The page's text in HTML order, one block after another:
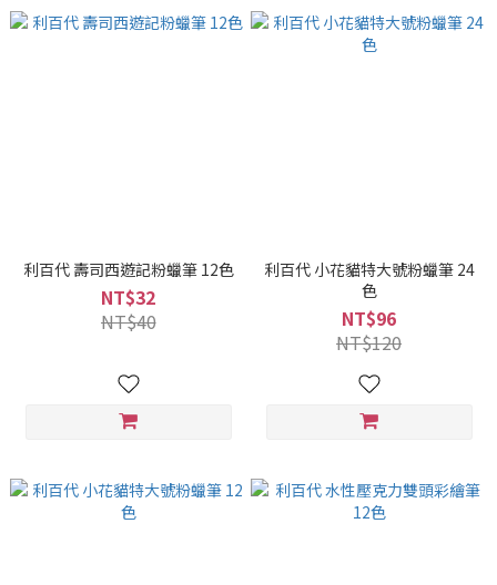
利百代 壽司西遊記粉蠟筆 12色
NT$32
NT$40
利百代 小花貓特大號粉蠟筆 24
色
NT$96
NT$120